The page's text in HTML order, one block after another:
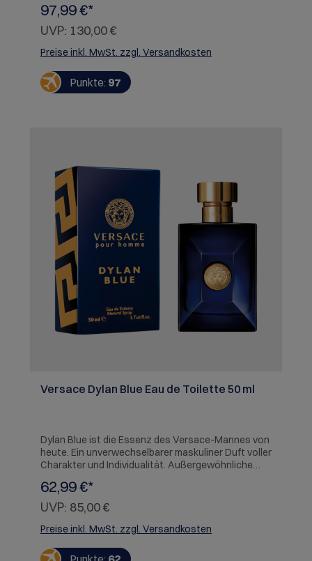
Facettenreich wie ein Diamant: sinnlich und
verlockend, gewagt und doch beruhigend. Die
moderne Interpretation von Luxus, inspiriert von
der Virtuosität und Kreativität von Versace.
97,99 €*
UVP: 130,00 €
Preise inkl. MwSt. zzgl. Versandkosten
Punkte: 97
Versace Dylan Blue Eau de Toilette 50 ml
Dylan Blue ist die Essenz des Versace-Mannes von
heute. Ein unverwechselbarer maskuliner Duft voller
Charakter und Individualität. Außergewöhnliche
mediterraner Frische und aquatischen Noten,
unterstreichen den in tensiven und extrem
verführerischen Charakter des Duftes.
62,99 €*
UVP: 85,00 €
Preise inkl. MwSt. zzgl. Versandkosten